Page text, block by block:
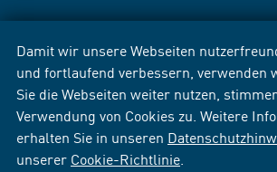
Damit wir unsere Webseiten
und fortlaufend verbessern, verwenden
Sie die Webseiten weiter nutzen,
Verwendung von Cookies zu. Weitere
erhalten Sie in unseren
unserer Cookie-Richtlinie